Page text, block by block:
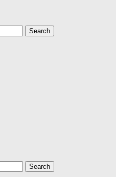
Search
Search